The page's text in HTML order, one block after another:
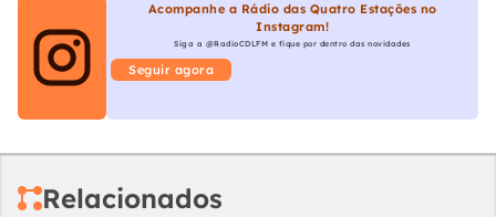
Acompanhe a Rádio das Quatro Estações no
Instagram!
Siga a @RadioCDLFM e fique por dentro das novidades
Seguir agora
Relacionados